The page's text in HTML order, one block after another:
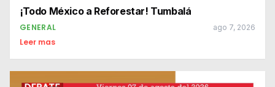
¡Todo México a Reforestar! Tumbalá
GENERAL ago 7, 2026
Leer mas